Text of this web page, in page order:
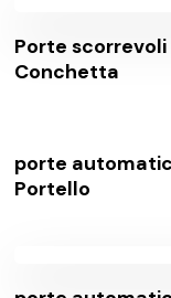
Porte
Conchetta
porte
Portello